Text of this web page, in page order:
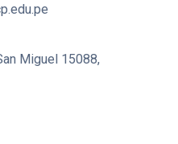
Miguel 15088,